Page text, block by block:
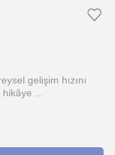
gelişim hızını
...